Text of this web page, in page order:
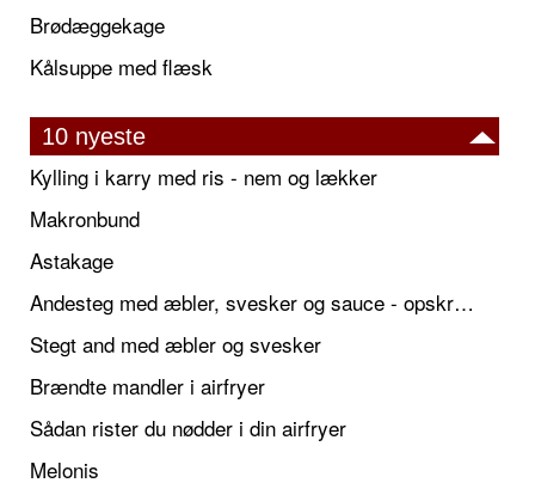
Brødæggekage
Kålsuppe med flæsk
10 nyeste
Kylling i karry med ris - nem og lækker
Makronbund
Astakage
Andesteg med æbler, svesker og sauce - opskrift også til jul
Stegt and med æbler og svesker
Brændte mandler i airfryer
Sådan rister du nødder i din airfryer
Melonis